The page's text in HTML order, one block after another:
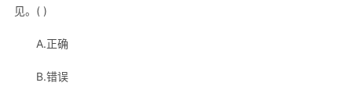
见。( )
A.正确
B.错误